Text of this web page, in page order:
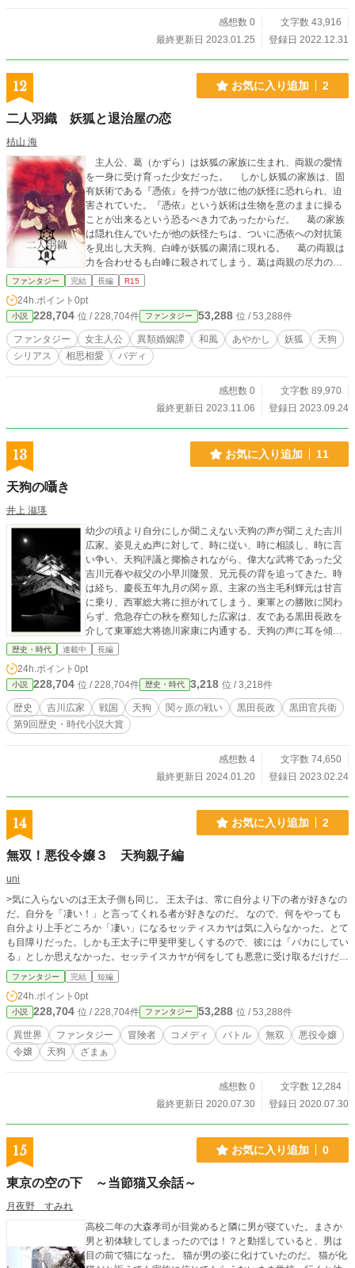
くなってきたので2話まででいったん完結にさせて頂きまし
感想数 0
文字数 43,916
最終更新日 2023.01.25
登録日 2022.12.31
12 お気に入り追加 2
二人羽織 妖狐と退治屋の恋
桔山 海
主人公、葛（かずら）は妖狐の家族に生まれ、両親の愛情
を一身に受け育った少女だった。 しかし妖狐の家族は、固
有妖術である『憑依』を持つが故に他の妖怪に恐れられ、迫
害されていた。『憑依』という妖術は生物を意のままに操る
ことが出来るという恐るべき力であったからだ。 葛の家族
は隠れ住んでいたが他の妖怪たちは、ついに憑依への対抗策
を見出し大天狗、白峰が妖狐の粛清に現れる。 葛の両親は
力を合わせるも白峰に殺されてしまう。葛は両親の尽力のお
かげで生き延びることができて白峰への復讐を心に誓う。
の仇であることを知り意気投合する。 しかし町で人と関わ
り世界を知り見聞を広げた葛は、次第に白峰を殺すだけでは
妖狐の迫害を解消することができないと悟る。 葛が見出し
た復讐の先にあるものとは……。 二人羽織 妖狐と退治屋の
恋はカクヨム、アルファポリス、小説家になろうで連載して
ファンタジー 完結 長編 R15
24h.ポイント 0pt
小説 228,704 位 / 228,704件 ファンタジー 53,288 位 / 53,288件
ファンタジー 女主人公 異類婚姻譚 和風 あやかし 妖狐
天狗
シリアス
相思相愛 バディ
感想数 0
文字数 89,970
最終更新日 2023.11.06
登録日 2023.09.24
13 お気に入り追加 11
天狗の囁き
井上 滋瑛
幼少の頃より自分にしか聞こえない天狗の声が聞こえた吉川
広家。姿見えぬ声に対して、時に従い、時に相談し、時に言
い争い、天狗評議と揶揄されながら、偉大な武将であった父
吉川元春や叔父の小早川隆景、兄元長の背を追ってきた。時
は経ち、慶長五年九月の関ヶ原。主家の当主毛利輝元は甘言
に乗り、西軍総大将に担がれてしまう。東軍との勝敗に関わ
らず、危急存亡の秋を察知した広家は、友である黒田長政を
介して東軍総大将徳川家康に内通する。天狗の声に耳を傾け
ながら、主家の存亡をかけ、不義内通の誹りを恐れず、主家
歴史・時代 連載中 長編
24h.ポイント 0pt
小説 228,704 位 / 228,704件 歴史・時代 3,218 位 / 3,218件
歴史 吉川広家 戦国 天狗 関ヶ原の戦い 黒田長政
黒田官兵衛
第9回歴史・時代小説大賞
感想数 4
文字数 74,650
最終更新日 2024.01.20
登録日 2023.02.24
14 お気に入り追加 2
無双！悪役令嬢３ 天狗親子編
uni
>気に入らないのは王太子側も同じ。 王太子は、常に自分より下の者が好きなの
だ。自分を「凄い！」と言ってくれる者が好きなのだ。 なので、何をやっても
自分より上手どころか「凄い」になるセッティスカヤは気に入らなかった。とて
も目障りだった。しかも王太子に甲斐甲斐しくするので、彼には「バカにしてい
る」としか思えなかった。セッテイスカヤが何をしても悪意に受け取るだけだっ
た。 >移動は人気のある場所、村や町を避けた。人との接触は、今回は無用なも
のだった。 「帰還」が第一目標だが、「訓練」も重要なので、さほど重要では
ない「時間」を消費し、訓練に充てることにしていた。 >「聞け！！小物の盗人
モブ共！！お前らはもう終わりだ。この私、 セッティスカヤ・タバカールダ・
ゴーロ・アクヤクノーが、始祖ゴーロに代わり、お前らを成敗する。 投降も許
さん。潔く死ね！」
ファンタジー 完結 短編
24h.ポイント 0pt
小説 228,704 位 / 228,704件 ファンタジー 53,288 位 / 53,288件
異世界 ファンタジー 冒険者 コメディ バトル 無双
悪役令嬢
令嬢
天狗 ざまぁ
感想数 0
文字数 12,284
最終更新日 2020.07.30
登録日 2020.07.30
15 お気に入り追加 0
東京の空の下 ～当節猫又余話～
月夜野 すみれ
高校二年の大森孝司が目覚めると隣に男が寝ていた。まさか
男と初体験してしまったのでは！？と動揺していると、男は
目の前で猫になった。 猫が男の姿に化けていたのだ。 猫が化